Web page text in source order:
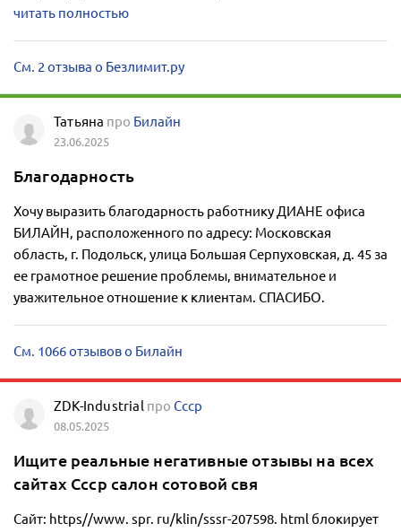
читать полностью
См. 2 отзыва о Безлимит.ру
Татьяна про Билайн
23.06.2025
Благодарность
Хочу выразить благодарность работнику ДИАНЕ офиса
БИЛАЙН, расположенного по адресу: Московская
область, г. Подольск, улица Большая Серпуховская, д. 45 за
ее грамотное решение проблемы, внимательное и
уважительное отношение к клиентам. СПАСИБО.
См. 1066 отзывов о Билайн
ZDK-Industrial про Ссср
08.05.2025
Ищите реальные негативные отзывы на всех
сайтах Ссср салон сотовой свя
Сайт: https//www. spr. ru/klin/sssr-207598. html блокирует